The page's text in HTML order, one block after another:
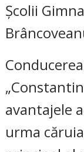
Școlii
avantajele
urma